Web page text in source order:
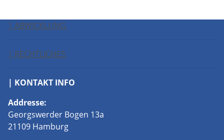
| ABWICKLUNG
| RECHTLICHES
| KONTAKT INFO
Addresse:
Georgswerder Bogen 13a
21109 Hamburg